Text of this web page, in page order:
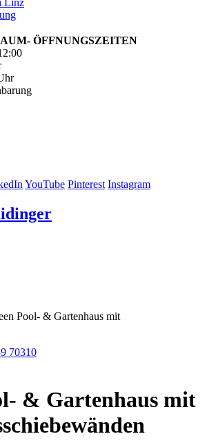
Linz
ÖFFNUNGSZEITEN
YouTube Pinterest Instagram
Pool- & Gartenhaus mit
70310
& Gartenhaus mit